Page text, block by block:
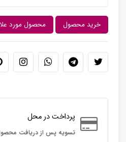
خرید محصول محصول مورد
پرداخت در محل
تسویه پس از دریافت